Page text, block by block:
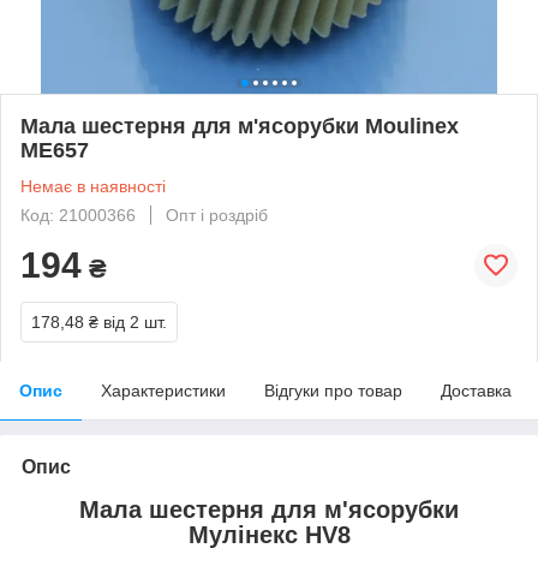
Мала шестерня для м'ясорубки Moulinex
ME657
Немає в наявності
Код: 21000366
Опт і роздріб
194 ₴
178,48 ₴ від 2 шт.
Опис Характеристики Відгуки про товар Доставка
Опис
Мала шестерня для м'ясорубки
Мулінекс HV8